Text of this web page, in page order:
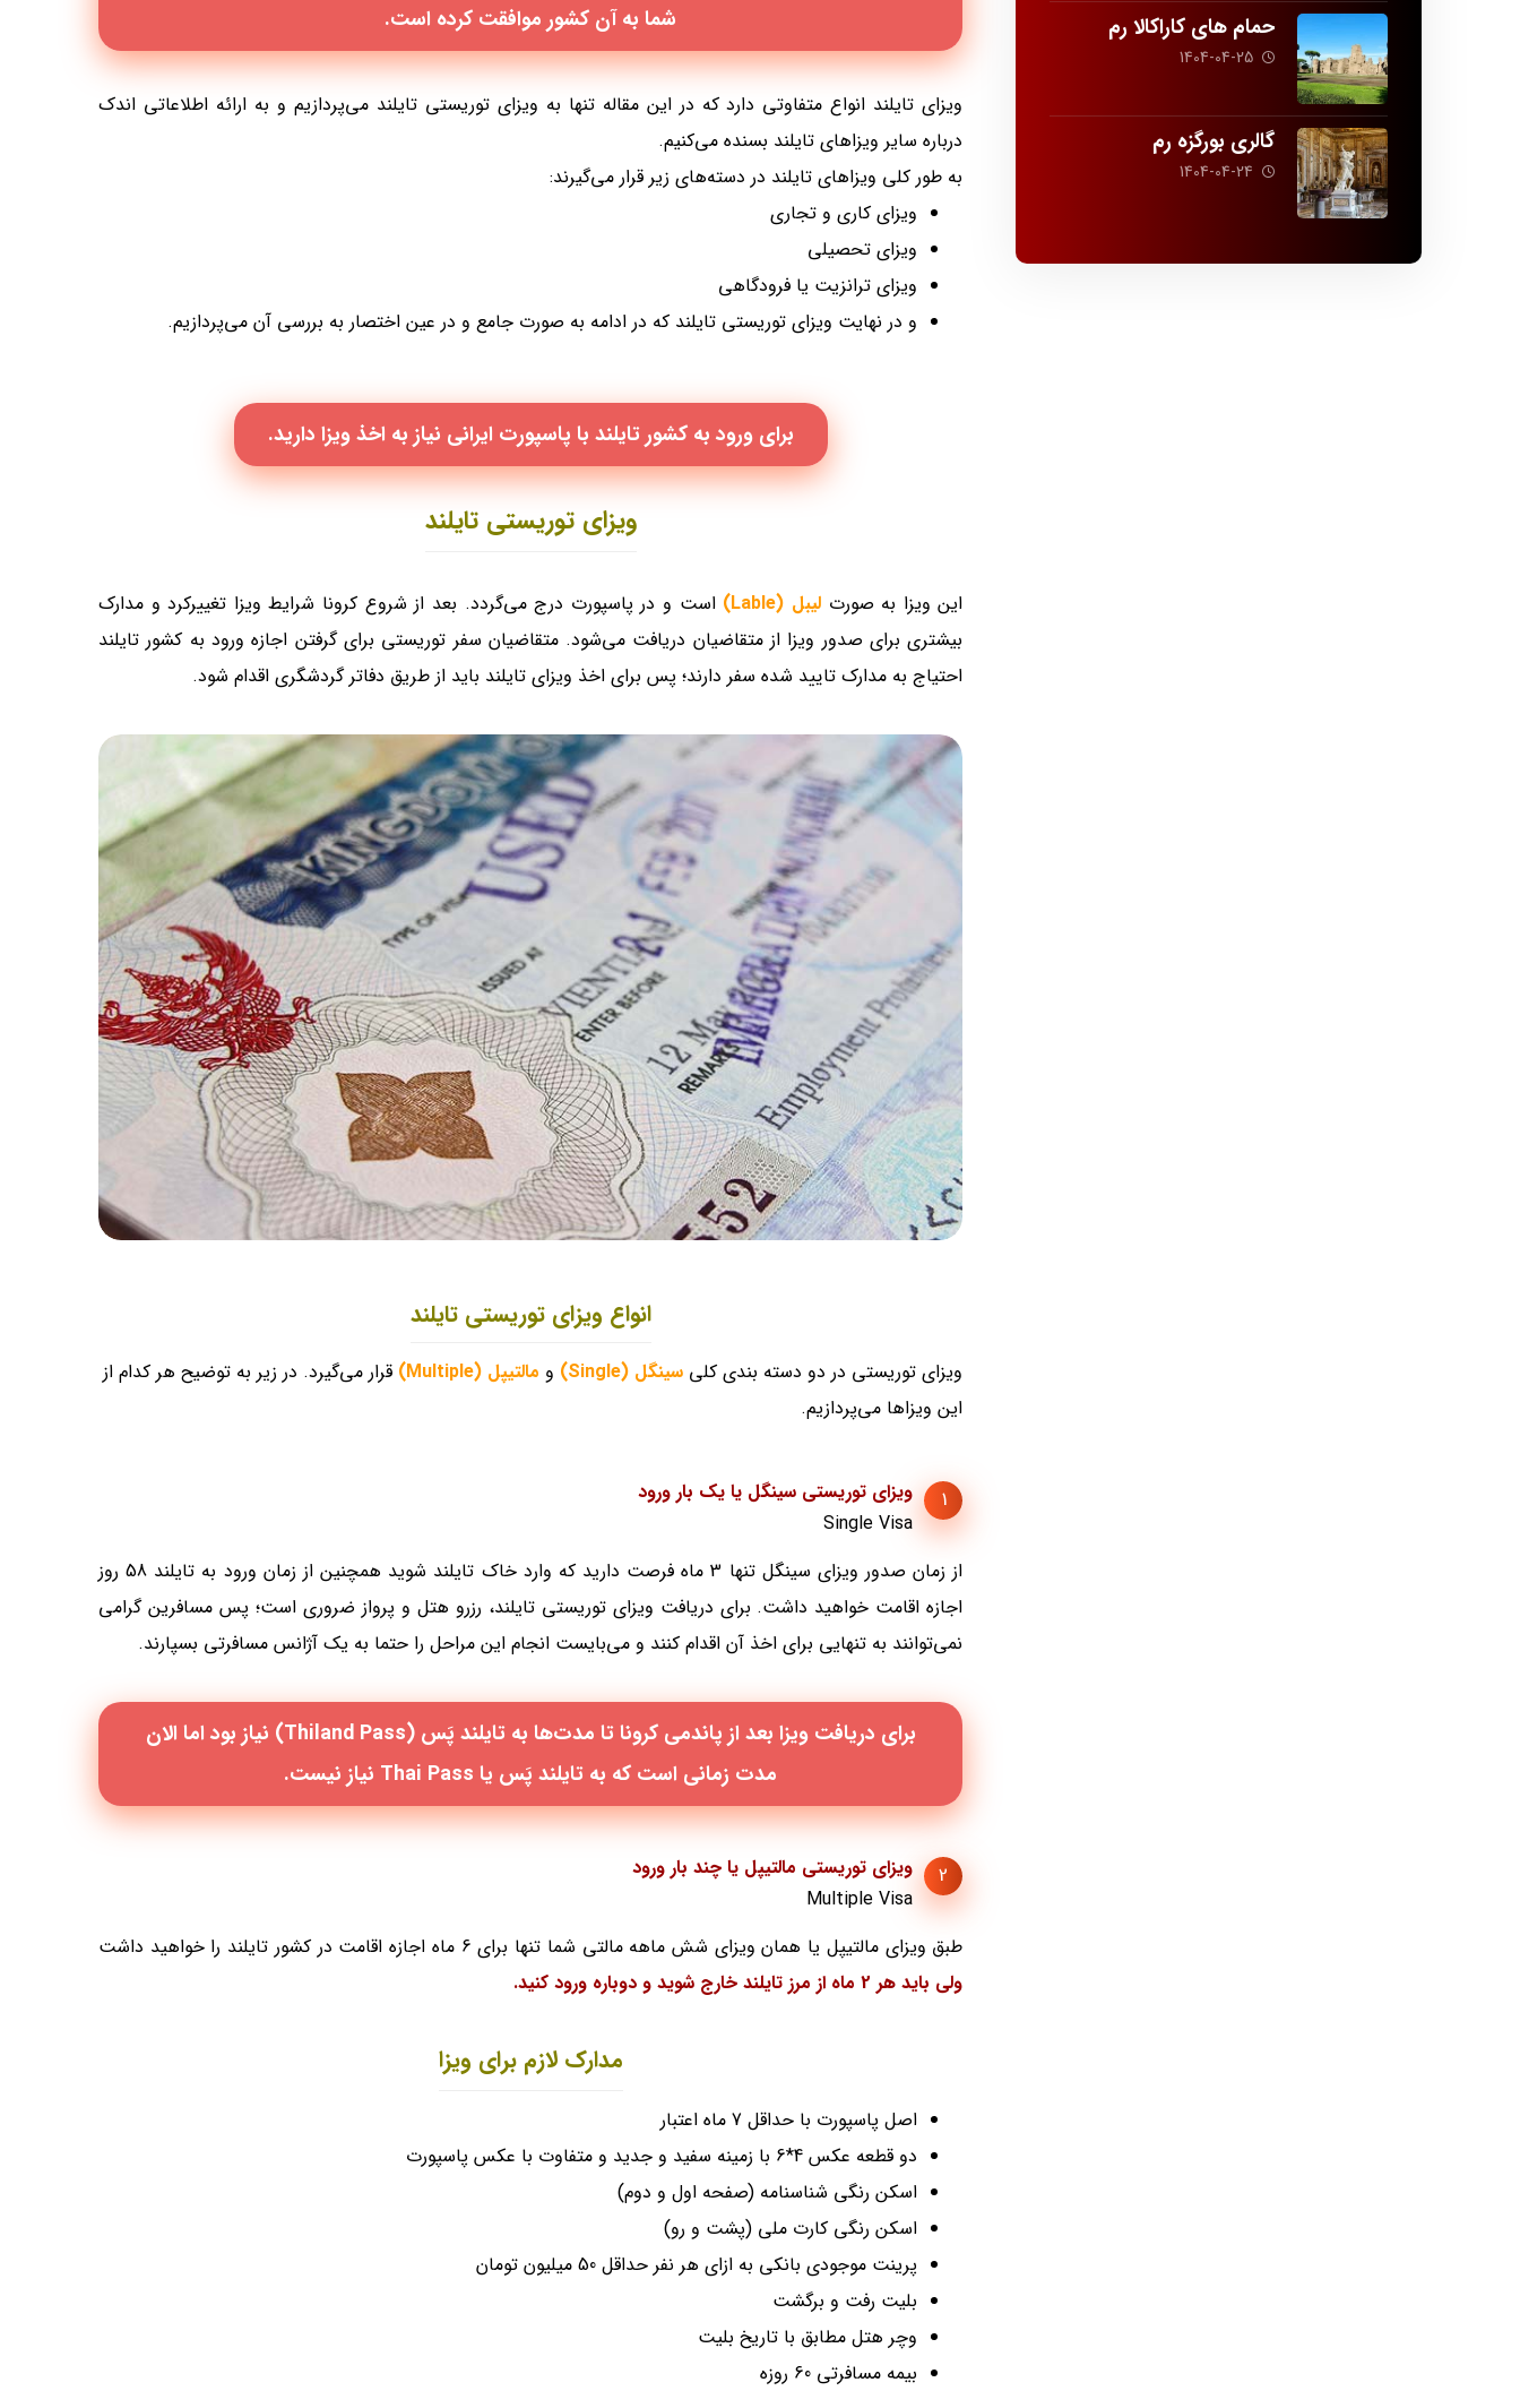
شما به آن کشور موافقت کرده است.
ویزای تایلند انواع متفاوتی دارد که در این مقاله تنها به ویزای توریستی تایلند می‌پردازیم و به ارائه اطلاعاتی اندک
درباره سایر ویزاهای تایلند بسنده می‌کنیم.
به طور کلی ویزاهای تایلند در دسته‌های زیر قرار می‌گیرند:
ویزای کاری و تجاری
ویزای تحصیلی
ویزای ترانزیت یا فرودگاهی
و در نهایت ویزای توریستی تایلند که در ادامه به صورت جامع و در عین اختصار به بررسی آن می‌پردازیم.
برای ورود به کشور تایلند با پاسپورت ایرانی نیاز به اخذ ویزا دارید.
ویزای توریستی تایلند
این ویزا به صورتلیبل (Lable)
است و در پاسپورت درج می‌گردد. بعد از شروع کرونا شرایط ویزا تغییرکرد و مدارک
بیشتری برای صدور ویزا از متقاضیان دریافت می‌شود. متقاضیان سفر توریستی برای گرفتن اجازه ورود به کشور تایلند
احتیاج به مدارک تایید شده سفر دارند؛ پس برای اخذ ویزای تایلند باید از طریق دفاتر گردشگری اقدام شود.
انواع ویزای توریستی تایلند
ویزای توریستی در دو دسته بندی کلی سینگل (Single) و مالتیپل (Multiple)
قرار می‌گیرد. در زیر به توضیح هر کدام از
این ویزاها می‌پردازیم.
1
ویزای توریستی سینگل یا یک بار ورود
Single Visa
از زمان صدور ویزای سینگل تنها 3 ماه فرصت دارید که وارد خاک تایلند شوید همچنین از زمان ورود به تایلند 58 روز
اجازه اقامت خواهید داشت. برای دریافت ویزای توریستی تایلند، رزرو هتل و پرواز ضروری است؛ پس مسافرین گرامی
نمی‌توانند به تنهایی برای اخذ آن اقدام کنند و می‌بایست انجام این مراحل را حتما به یک آژانس مسافرتی بسپارند.
برای دریافت ویزا بعد از پاندمی کرونا تا مدت‌ها به تایلند پَس (Thiland Pass) نیاز بود اما الان
مدت زمانی است که به تایلند پَس یا Thai Pass نیاز نیست.
2
ویزای توریستی مالتیپل یا چند بار ورود
Multiple Visa
طبق ویزای مالتیپل یا همان ویزای شش ماهه مالتی شما تنها برای 6 ماه اجازه اقامت در کشور تایلند را خواهید داشت
ولی باید هر 2 ماه از مرز تایلند خارج شوید و دوباره ورود کنید.
مدارک لازم برای ویزا
اصل پاسپورت با حداقل 7 ماه اعتبار
دو قطعه عکس 4*6 با زمینه سفید و جدید و متفاوت با عکس پاسپورت
اسکن رنگی شناسنامه (صفحه اول و دوم)
اسکن رنگی کارت ملی (پشت و رو)
پرینت موجودی بانکی به ازای هر نفر حداقل 50 میلیون تومان
بلیت رفت و برگشت
وچر هتل مطابق با تاریخ بلیت
بیمه مسافرتی 60 روزه
حمام های کاراکالا رم
1404-04-25
گالری بورگزه رم
1404-04-24